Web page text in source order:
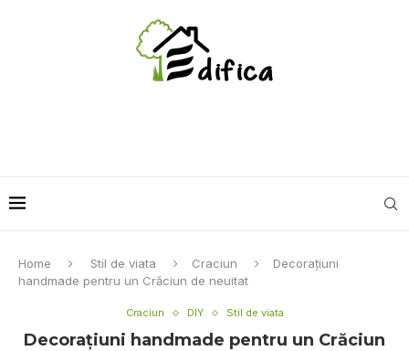
Home Stil de viata Craciun
Decoraţiuni
handmade pentru un Crăciun de neuitat
Craciun DIY Stil de viata
Decoraţiuni handmade pentru un Crăciun